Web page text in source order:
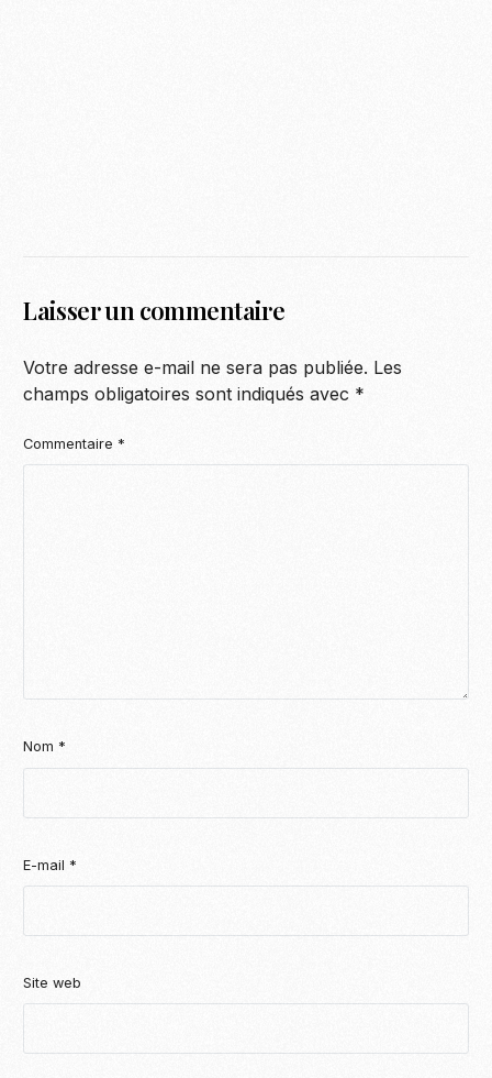
Laisser un commentaire
Votre adresse e-mail ne sera pas publiée. Les
champs obligatoires sont indiqués avec *
Commentaire *
Nom *
E-mail *
Site web